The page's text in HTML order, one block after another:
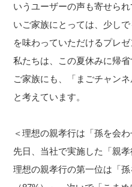
いうユーザーの声も寄せら
いご家族にとっては、少し
を味わっていただけるプレ
私たちは、この夏休みに帰
ご家族にも、「まごチャン
と考えています。
＜理想の親孝行は「孫を会
先日、当社で実施した「親
理想の親孝行の第一位は「